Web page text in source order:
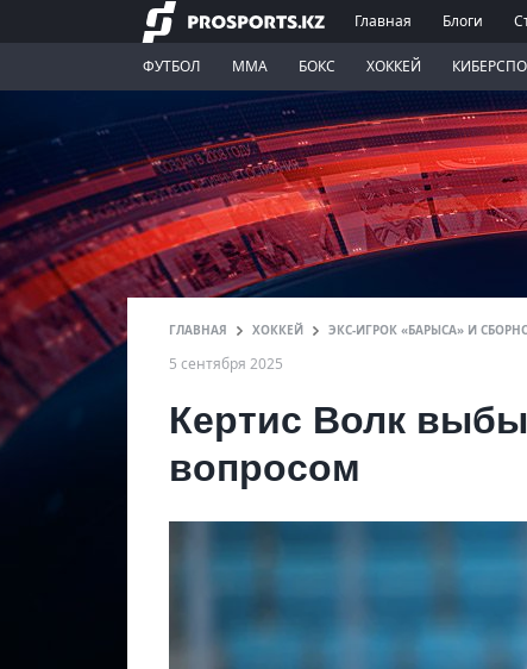
Главная Блоги
ФУТБОЛ ММА БОКС ХОККЕЙ
ГЛАВНАЯ ХОККЕЙ ЭКС-ИГРОК «БАРЫСА» И
5 сентября 2025
Кертис Волк
вопросом